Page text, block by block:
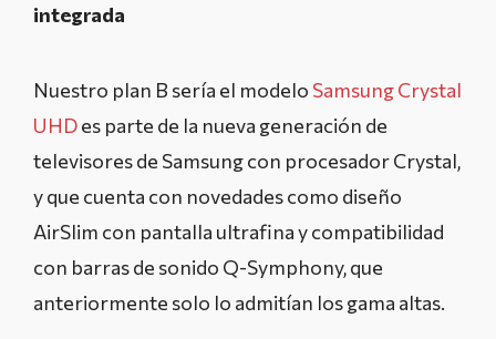
integrada
Nuestro plan B sería el modelo Samsung Crystal
UHDes parte de la nueva generación de
televisores de Samsung con procesador Crystal,
y que cuenta con novedades como diseño
AirSlim con pantalla ultrafina y compatibilidad
con barras de sonido Q-Symphony, que
anteriormente solo lo admitían los gama altas.